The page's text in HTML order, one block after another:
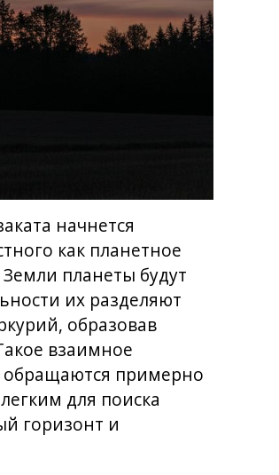
начнется
как планетное
планеты будут
их разделяют
образовав
взаимное
обращаются примерно
для поиска
горизонт и